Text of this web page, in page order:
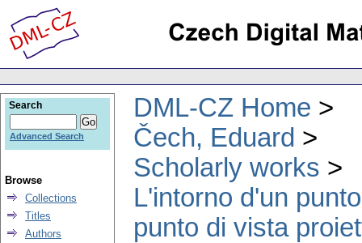
DML-CZ Home
Čech, Eduard
Scholarly works
L'intorno d'un
punto di vista
Search
Advanced Search
Browse
Collections
Titles
Authors